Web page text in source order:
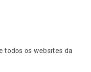
todos os websites da